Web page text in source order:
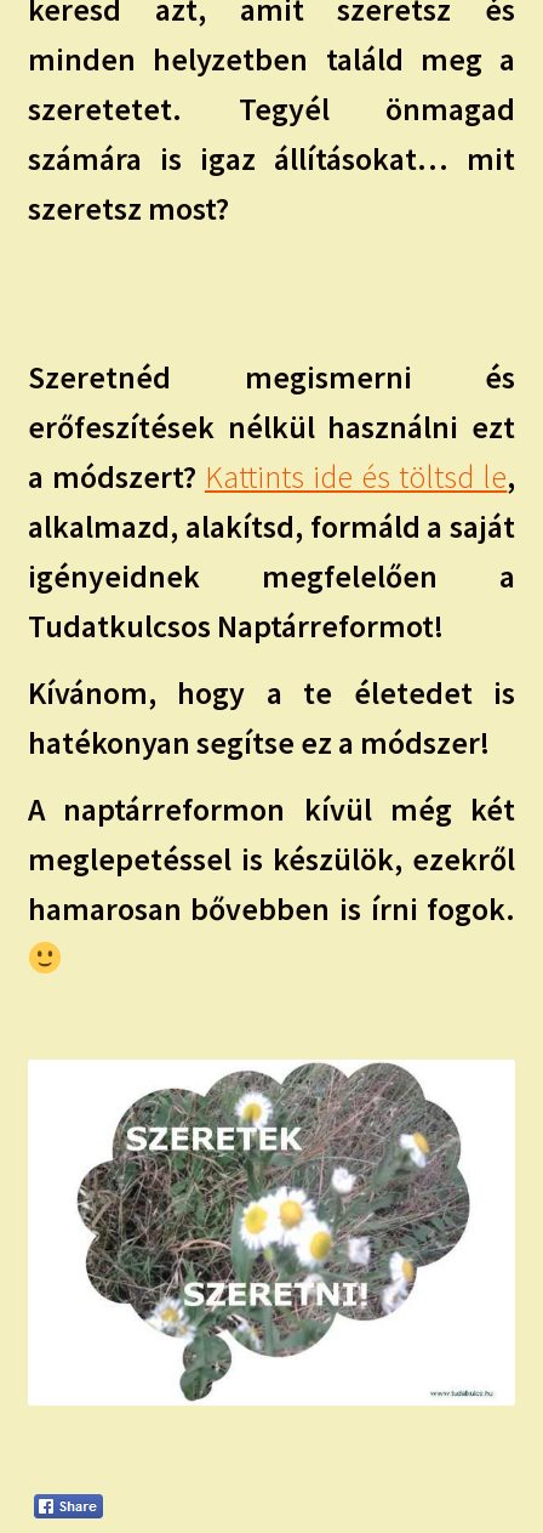
keresd azt, amit szeretsz és
minden helyzetben találd meg a
szeretetet. Tegyél önmagad
számára is igaz állításokat… mit
szeretsz most?
Szeretnéd megismerni és
erőfeszítések nélkül használni ezt
a módszert? Kattints ide és töltsd le,
alkalmazd, alakítsd, formáld a saját
igényeidnek megfelelően a
Tudatkulcsos Naptárreformot!
Kívánom, hogy a te életedet is
hatékonyan segítse ez a módszer!
A naptárreformon kívül még két
meglepetéssel is készülök, ezekről
hamarosan bővebben is írni fogok.